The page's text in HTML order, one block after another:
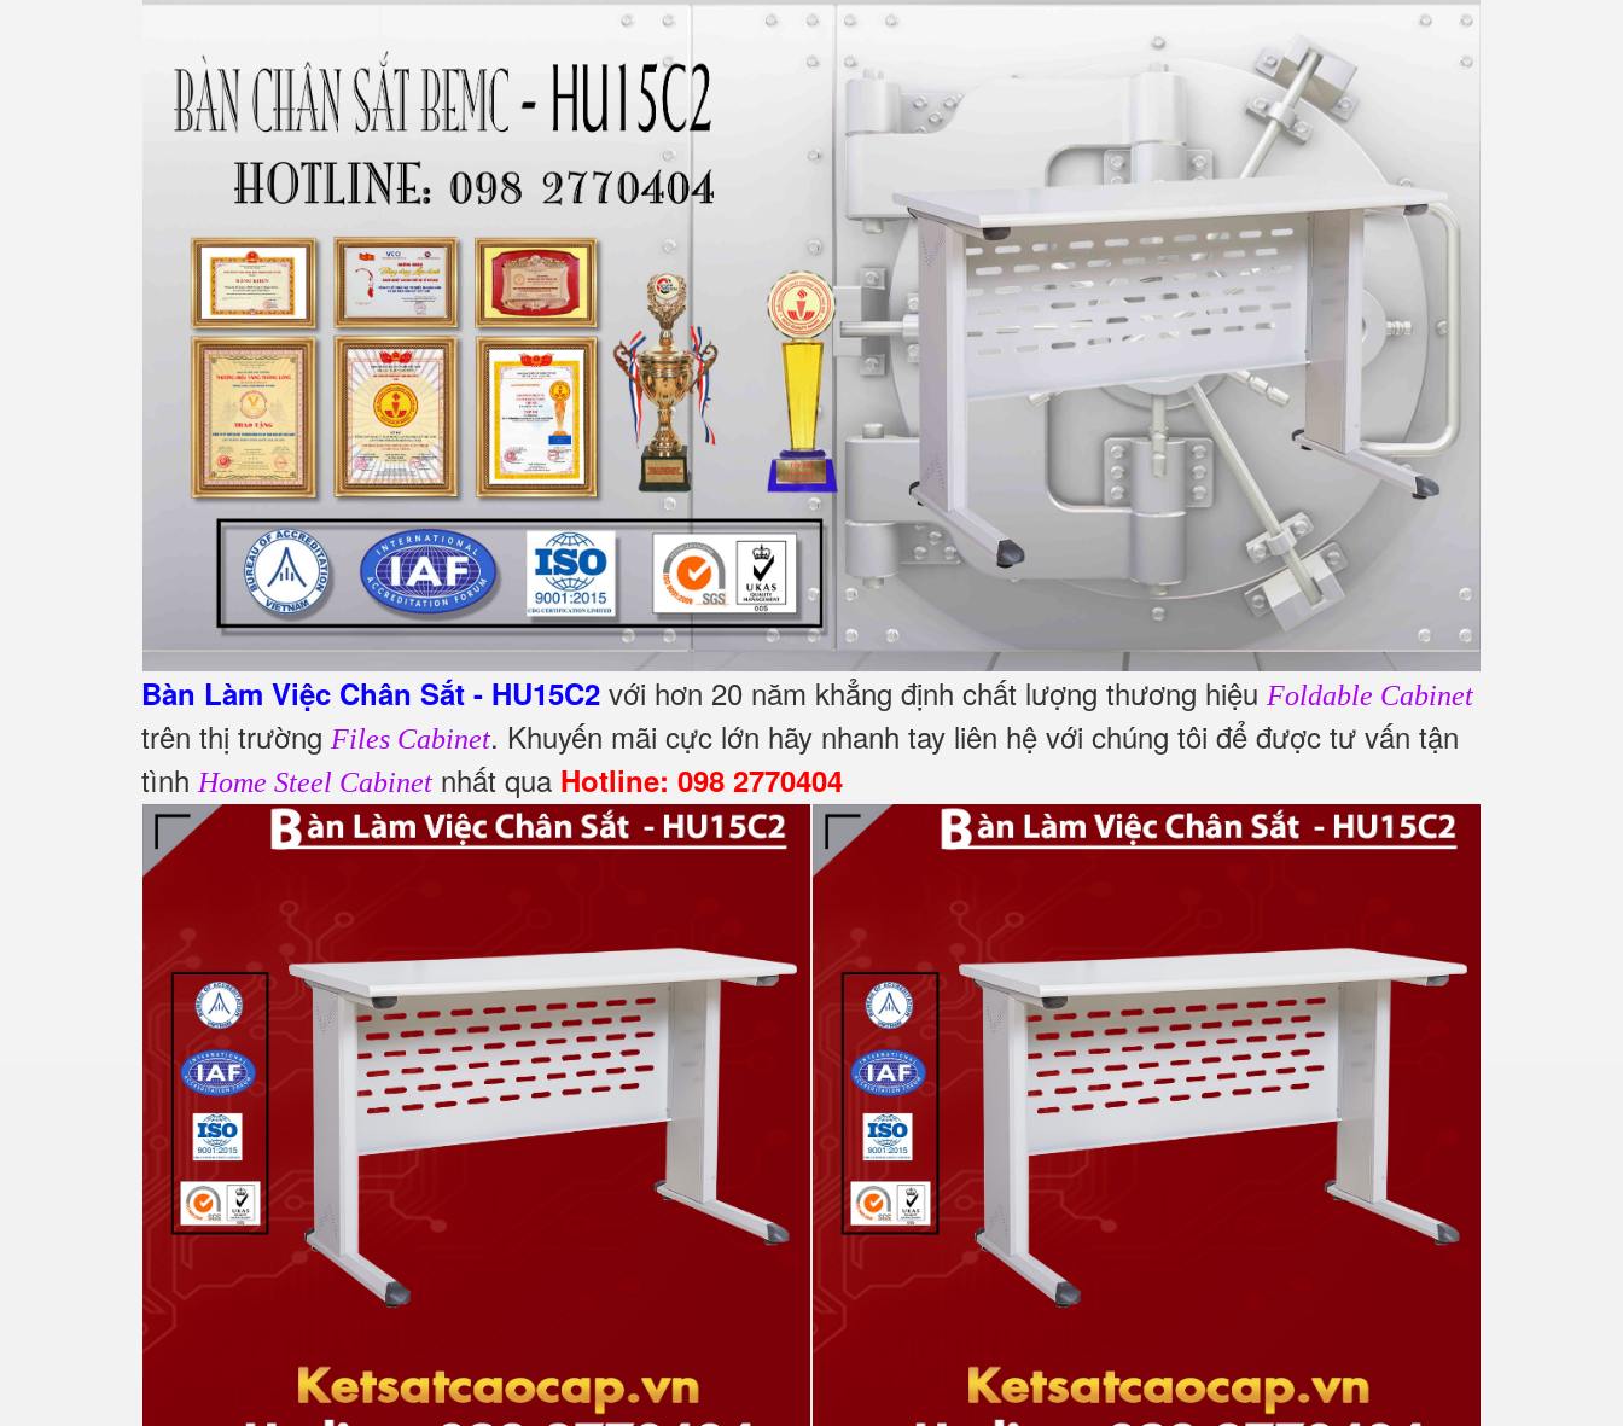
Bàn Làm Việc Chân Sắt - HU15C2 với hơn 20 năm khẳng định chất lượng thương hiệu Foldable Cabinet
trên thị trường Files Cabinet. Khuyến mãi cực lớn hãy nhanh tay liên hệ với chúng tôi để được tư vấn tận
tìnhHome Steel Cabinet nhất qua Hotline: 098 2770404